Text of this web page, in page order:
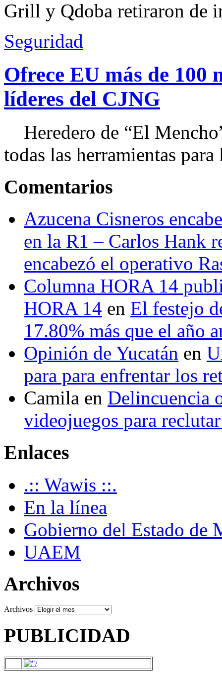
Grill y Qdoba retiraron de
Seguridad
Ofrece EU más de 100
líderes del CJNG
Heredero de “El
todas las herramientas
Comentarios
Azucena Cisneros
en la R1 – Carlos Hank
encabezó el operativo
Columna HORA 14
HORA 14 en El festejo
17.80% más que el año
Opinión de Yucatán en
para para enfrentar los
Camila en Delincuencia
videojuegos para
Enlaces
.:: Wawis ::.
En la línea
Gobierno del Estado de
UAEM
Archivos
Archivos
PUBLICIDAD